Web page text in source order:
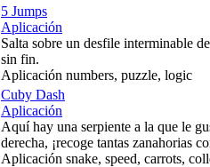
5 Jumps
Aplicación
Salta sobre un desfile interminable
sin fin.
Aplicación numbers, puzzle, logic
Cuby Dash
Aplicación
Aquí hay una serpiente a la que le
derecha, ¡recoge tantas zanahorias
Aplicación snake, speed, carrots,